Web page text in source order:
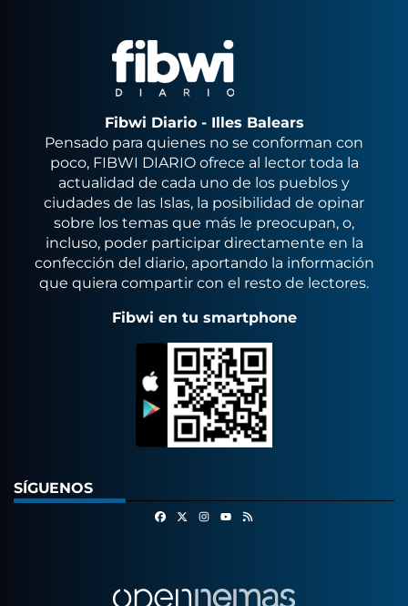
Fibwi Diario - Illes Balears
Pensado para quienes no se conforman con
poco, FIBWI DIARIO ofrece al lector toda la
actualidad de cada uno de los pueblos y
ciudades de las Islas, la posibilidad de opinar
sobre los temas que más le preocupan, o,
incluso, poder participar directamente en la
confección del diario, aportando la información
que quiera compartir con el resto de lectores.
Fibwi en tu smartphone
SÍGUENOS
FacebookInstagram